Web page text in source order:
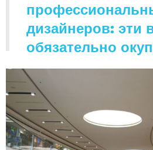
дизайнеров: эти
обязательно